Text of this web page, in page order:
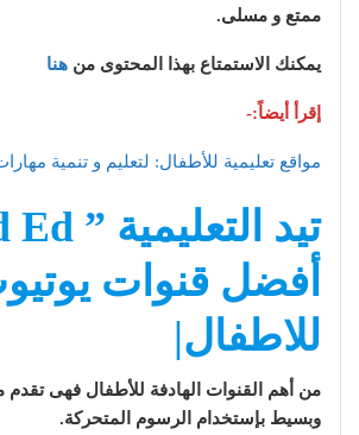
ممتع و مسلى.
يمكنك الاستمتاع بهذا المحتوى من هنا
إقرأ أيضاً:-
مواقع تعليمية للأطفال: لتعليم و تنمية
أفضل قنوات
للاطفال|
من أهم القنوات الهادفة للأطفال فهى
وبسيط بإستخدام الرسوم المتحركة.